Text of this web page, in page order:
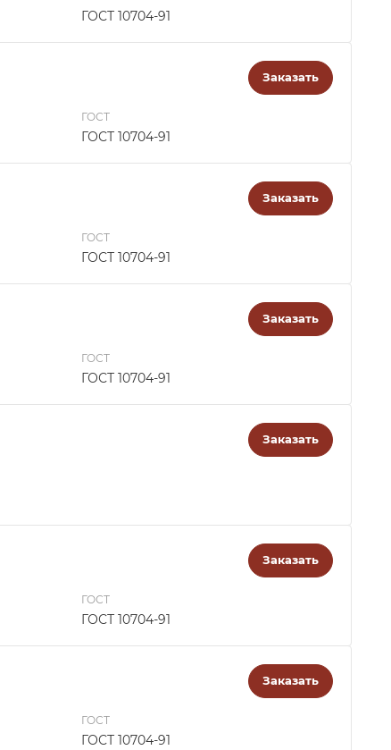
ГОСТ 10704-91
Заказать
ГОСТ
ГОСТ 10704-91
Заказать
ГОСТ
ГОСТ 10704-91
Заказать
ГОСТ
ГОСТ 10704-91
Заказать
Заказать
ГОСТ
ГОСТ 10704-91
Заказать
ГОСТ
ГОСТ 10704-91